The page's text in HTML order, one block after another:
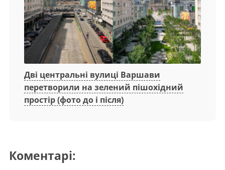
Дві центральні вулиці Варшави
перетворили на зелений пішохідний
простір (фото до і після)
Коментарі: